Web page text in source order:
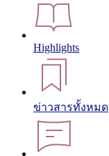
Highlights
ข่าวสารทั้งหมด